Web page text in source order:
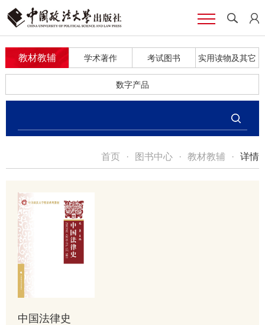
教材教辅 学术著作 考试图书 实用读物及其它
数字产品
首页 · 图书中心 · 教材教辅 · 详情
中国法律史